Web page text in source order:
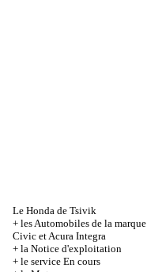
Le Honda de Tsivik
+ les Automobiles de la
Civic et Acura Integra
+ la Notice d'exploitation
+ le service En cours